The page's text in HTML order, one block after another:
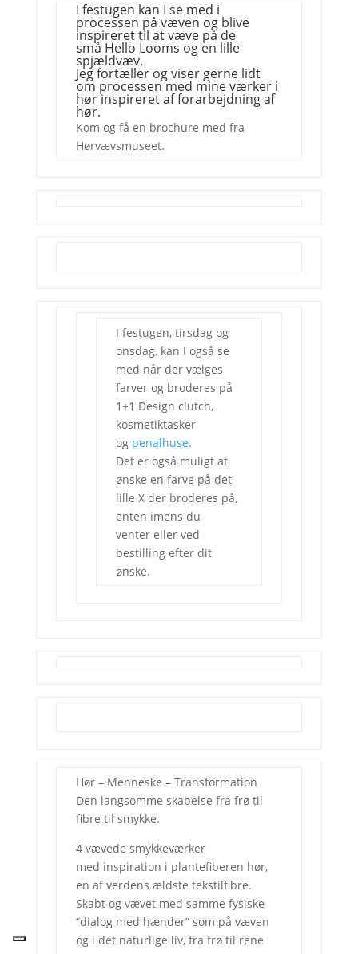
I festugen kan I se med i
processen på væven og blive
inspireret til at væve på de
små Hello Looms og en lille
spjældvæv.
Jeg fortæller og viser gerne lidt
om processen med mine værker i
hør inspireret af forarbejdning af
hør.
Kom og få en brochure med fra
Hørvævsmuseet.
I festugen, tirsdag og
onsdag, kan I også se
med når der vælges
farver og broderes på
1+1 Design clutch,
kosmetiktasker
og penalhuse.
Det er også muligt at
ønske en farve på det
lille X der broderes på,
enten imens du
venter eller ved
bestilling efter dit
ønske.
Hør – Menneske – Transformation
Den langsomme skabelse fra frø til
fibre til smykke.
4 vævede smykkeværker
med inspiration i plantefiberen hør,
en af verdens ældste tekstilfibre.
Skabt og vævet med samme fysiske
“dialog med hænder” som på væven
og i det naturlige liv, fra frø til rene